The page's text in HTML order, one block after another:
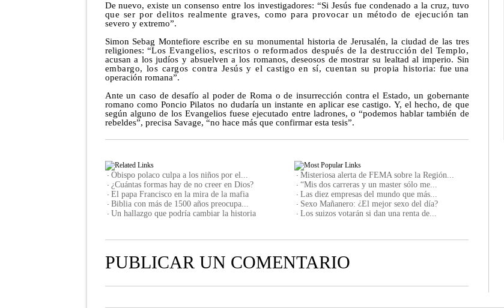
De nuevo, existe un consenso entre los investigadores: “Si Jesús fue condenado a la cruz, tuvo
que ser por delitos realmente graves, como para provocar un método de ejecución tan
severo y extremo”.
Simon Sebag Montefiore escribe en su monumental historia de Jerusalén, la ciudad de las tres
religiones: “Los Evangelios, escritos o reformados después de la destrucción del Templo,
acusan a los judíos y absuelven a los romanos, deseosos de mostrar su lealtad al imperio. Sin
embargo, los cargos contra Jesús y el castigo en sí, cuentan su propia historia: fue una
operación romana”.
Ante un caso de desafío al poder de Roma o de insurrección contra el Estado, un gobernante
romano como Poncio Pilatos no dudaría un instante en aplicar ese castigo. Y, el hecho, de que
según alguno de los Evangelios fuese ejecutado entre ladrones, o “podemos hablar también de
rebeldes”, precisa Savage, “no hace más que confirmar esta tesis”.
· Obispo polaco culpa a los niños por el...
· ¿Cuántas formas hay de no creer en Dios?
· El papa Francisco en la mira de la mafia
· Biblia con más de 1500 años preocupa...
· Un hallazgo que podría cambiar la historia
· Misteriosa alerta de FEMA sobre la Región...
· “Mis dos carreras y un master sólo me...
· Las diez empresas del mundo que más...
· Sexo Mañanero: ¿El mejor sexo del día?
· Los suizos votarán si dan una renta de...
PUBLICAR UN COMENTARIO